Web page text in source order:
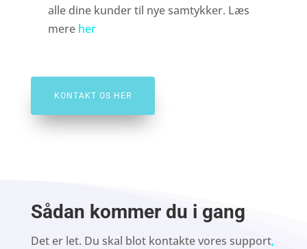
alle dine kunder til nye samtykker. Læs
mere her
KONTAKT OS HER
Sådan kommer du i gang
Det er let. Du skal blot kontakte vores support,